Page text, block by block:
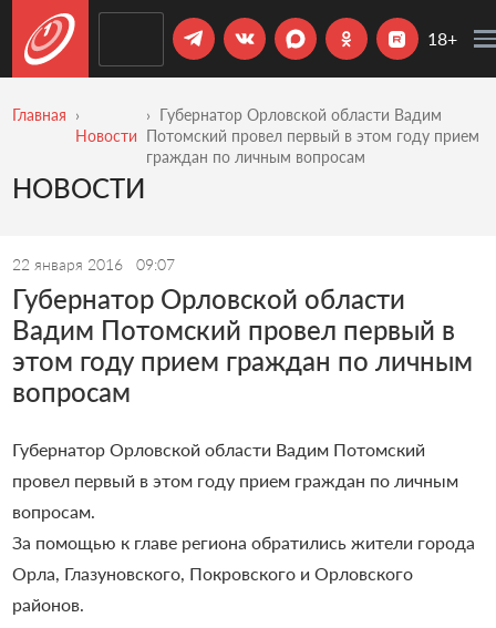
18+
Главная
Новости
Губернатор Орловской области Вадим
Потомский провел первый в этом году прием
граждан по личным вопросам
НОВОСТИ
22 января 2016 09:07
Губернатор Орловской области
Вадим Потомский провел первый в
этом году прием граждан по личным
вопросам
Губернатор Орловской области Вадим Потомский
провел первый в этом году прием граждан по личным
вопросам.
За помощью к главе региона обратились жители города
Орла, Глазуновского, Покровского и Орловского
районов.